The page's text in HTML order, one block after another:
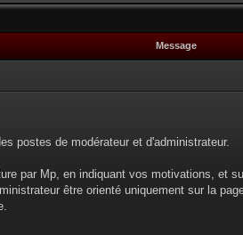
Message
postes de modérateur et d'administrateur.
par Mp, en indiquant vos motivations, et
être orienté uniquement sur la